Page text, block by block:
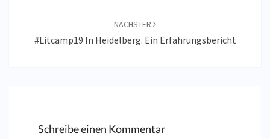
NÄCHSTER
#Litcamp19 In Heidelberg. Ein Erfahrungsbericht
Schreibe einen Kommentar